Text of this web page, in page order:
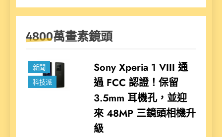
4800萬畫素鏡頭
新聞
科技派
Sony Xperia 1 VIII 通
過 FCC 認證！保留
3.5mm 耳機孔，並迎
來 48MP 三鏡頭相機升
級